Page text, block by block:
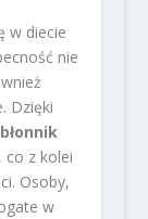
w diecie
nie
Dzięki
błonnik
co z kolei
Osoby,
w